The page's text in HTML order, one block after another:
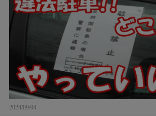
2024/09/04